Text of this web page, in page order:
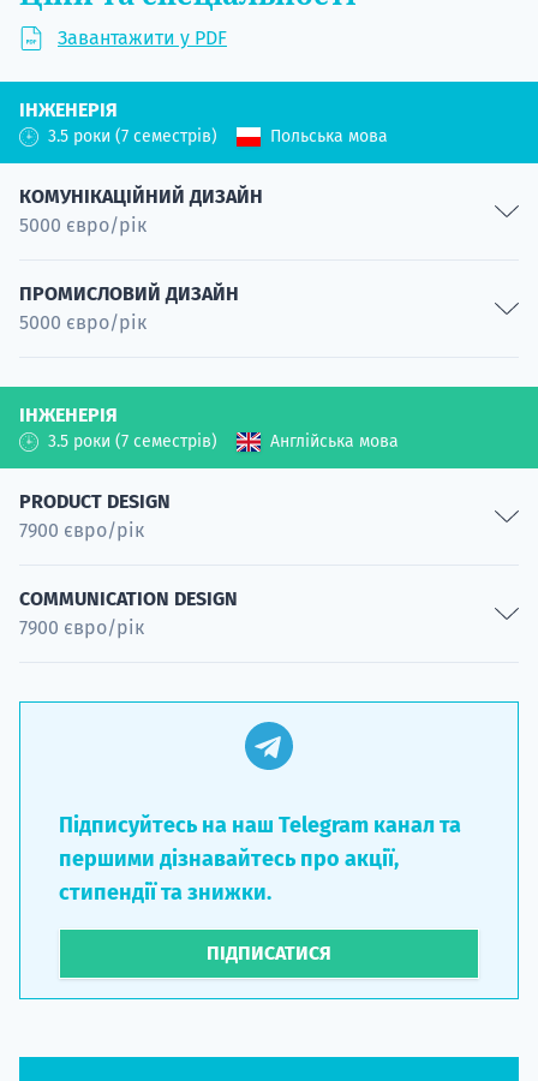
Завантажити у PDF
ІНЖЕНЕРІЯ
3.5 роки (7 семестрів) Польська мова
КОМУНІКАЦІЙНИЙ ДИЗАЙН
5000 євро/рік
Графіка
Спеціальність
Спеціальність
Кіно
Спеціальність
ПРОМИСЛОВИЙ ДИЗАЙН
5000 євро/рік
Товари
Спеціальність
Процеси
Промисловість
ІНЖЕНЕРІЯ
3.5 роки (7 семестрів) Англійська мова
PRODUCT DESIGN
7900 євро/рік
Product Design
Спеціальність
COMMUNICATION DESIGN
7900 євро/рік
Підписуйтесь на наш Telegram канал та
першими дізнавайтесь про акції,
стипендії та знижки.
ПІДПИСАТИСЯ